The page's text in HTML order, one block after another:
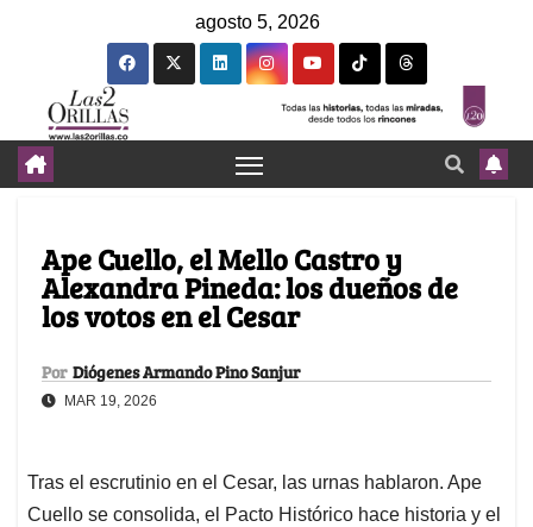
agosto 5, 2026
Ape Cuello, el Mello Castro y
Alexandra Pineda: los dueños de
los votos en el Cesar
Por Diógenes Armando Pino Sanjur
MAR 19, 2026
Tras el escrutinio en el Cesar, las urnas hablaron. Ape
Cuello se consolida, el Pacto Histórico hace historia y el